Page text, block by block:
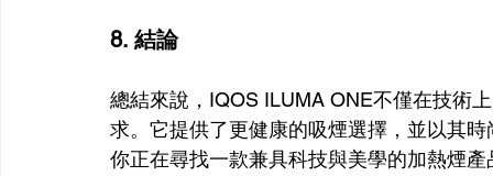
8. 結論
總結來說，IQOS ILUMA ONE不僅在技術
求。它提供了更健康的吸煙選擇，並以其
你正在尋找一款兼具科技與美學的加熱煙